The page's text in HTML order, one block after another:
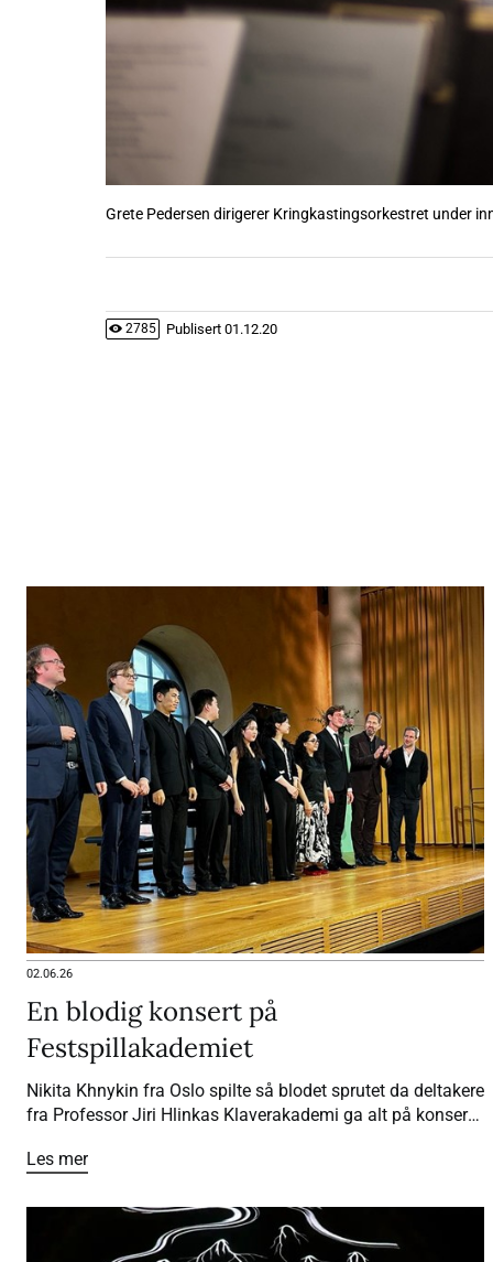
Grete Pedersen dirigerer Kringkastingsorkestret under
2785 Publisert 01.12.20
02.06.26
En blodig konsert på
Festspillakademiet
Nikita Khnykin fra Oslo spilte så blodet sprutet da deltakere
fra Professor Jiri Hlinkas Klaverakademi ga alt på konsert i
Festspillene.
Les mer